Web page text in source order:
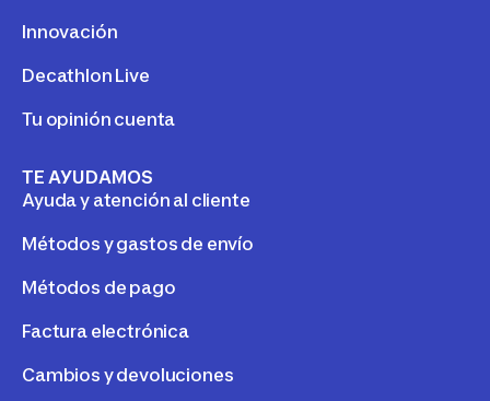
Innovación
Decathlon Live
Tu opinión cuenta
TE AYUDAMOS
Ayuda y atención al cliente
Métodos y gastos de envío
Métodos de pago
Factura electrónica
Cambios y devoluciones